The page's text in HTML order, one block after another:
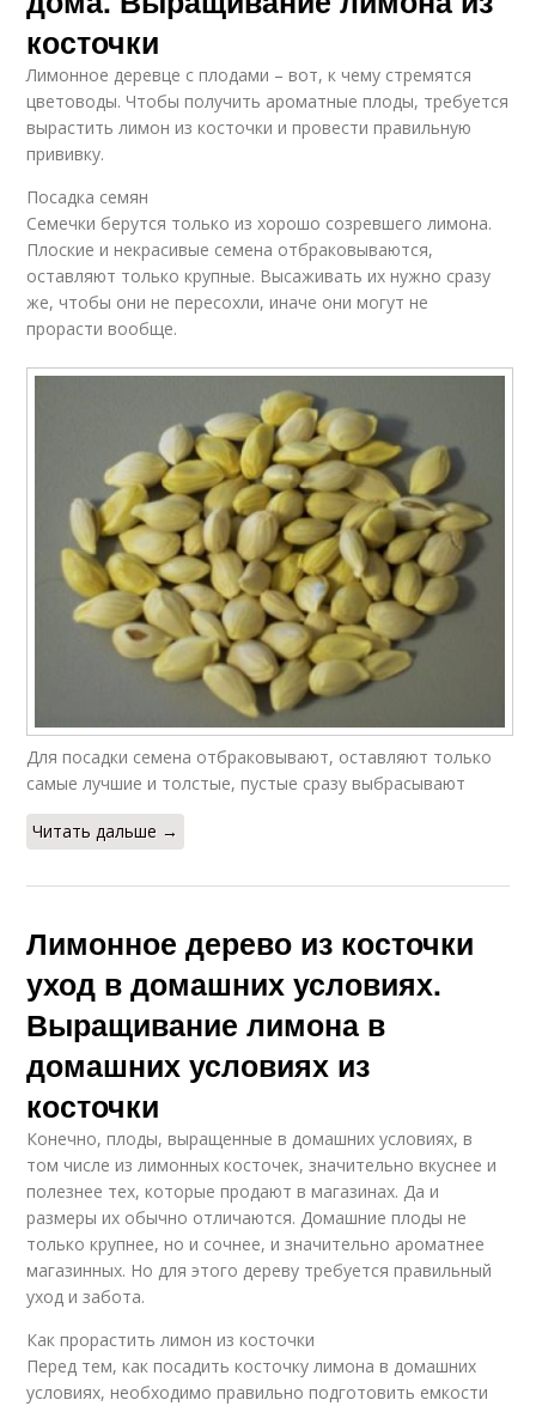
косточки
Лимонное деревце с плодами – вот, к чему стремятся
цветоводы. Чтобы получить ароматные плоды, требуется
вырастить лимон из косточки и провести правильную
прививку.
Посадка семян
Семечки берутся только из хорошо созревшего лимона.
Плоские и некрасивые семена отбраковываются,
оставляют только крупные. Высаживать их нужно сразу
же, чтобы они не пересохли, иначе они могут не
прорасти вообще.
Для посадки семена отбраковывают, оставляют только
самые лучшие и толстые, пустые сразу выбрасывают
Читать дальше →
Лимонное дерево из косточки
уход в домашних условиях.
Выращивание лимона в
домашних условиях из
косточки
Конечно, плоды, выращенные в домашних условиях, в
том числе из лимонных косточек, значительно вкуснее и
полезнее тех, которые продают в магазинах. Да и
размеры их обычно отличаются. Домашние плоды не
только крупнее, но и сочнее, и значительно ароматнее
магазинных. Но для этого дереву требуется правильный
уход и забота.
Как прорастить лимон из косточки
Перед тем, как посадить косточку лимона в домашних
условиях, необходимо правильно подготовить емкости